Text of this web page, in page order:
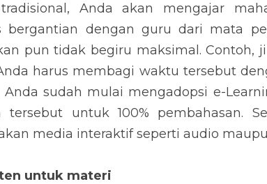
Anda akan mengajar
bergantian dengan guru dari mata
pun tidak begiru maksimal. Contoh,
harus membagi waktu tersebut
sudah mulai mengadopsi e-
untuk 100% pembahasan.
media interaktif seperti audio
untuk materi